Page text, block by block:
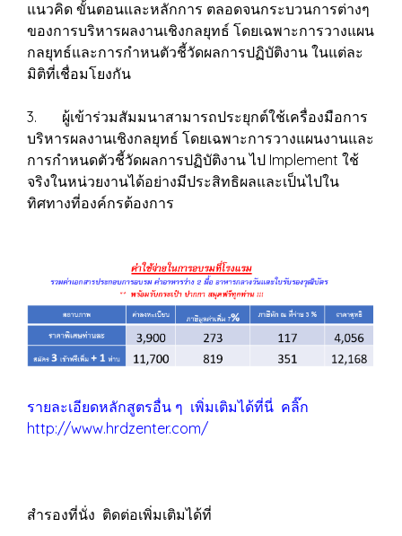
แนวคิด ขั้นตอนและหลักการ ตลอดจนกระบวนการต่างๆ
ของการบริหารผลงานเชิงกลยุทธ์ โดยเฉพาะการวางแผน
กลยุทธ์และการกำหนตัวชี้วัดผลการปฏิบัติงาน ในแต่ละ
มิติที่เชื่อมโยงกัน
3. ผู้เข้าร่วมสัมมนาสามารถประยุกต์ใช้เครื่องมือการ
บริหารผลงานเชิงกลยุทธ์ โดยเฉพาะการวางแผนงานและ
การกำหนดตัวชี้วัดผลการปฏิบัติงาน ไป Implement ใช้
จริงในหน่วยงานได้อย่างมีประสิทธิผลและเป็นไปใน
ทิศทางที่องค์กรต้องการ
รายละเอียดหลักสูตรอื่น ๆ เพิ่มเติมได้ที่นี่ คลิ๊ก
http://www.hrdzenter.com/
สำรองที่นั่ง ติดต่อเพิ่มเติมได้ที่